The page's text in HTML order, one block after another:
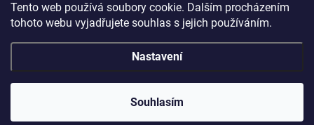
Tento web používá soubory cookie. Dalším procházením
tohoto webu vyjadřujete souhlas s jejich používáním.
Nastavení
Souhlasím
Brandit-store.cz . Všechna práva vyhrazena.